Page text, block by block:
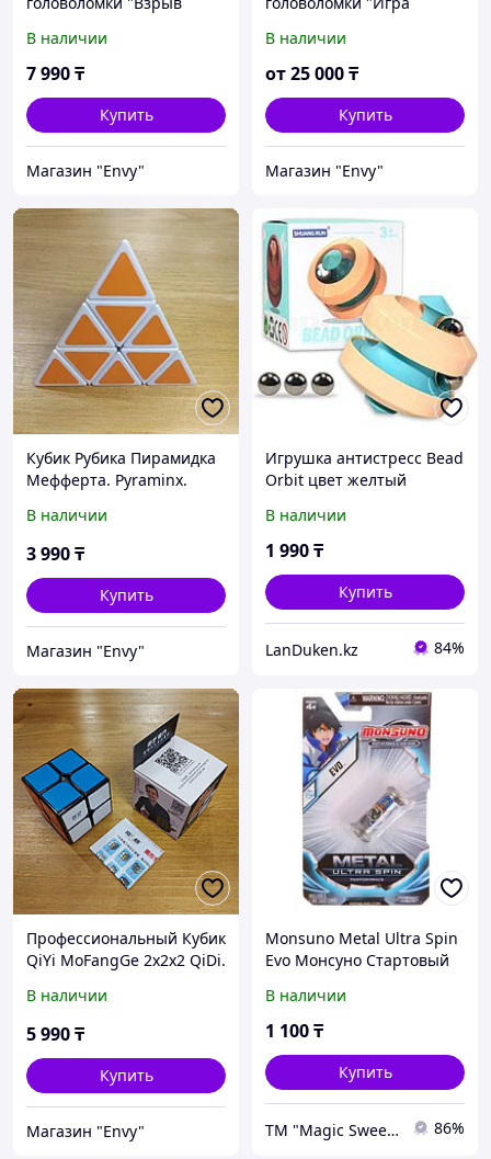
Различные модели. 8
штук в наборе. Желтый.
В наличии
7 990₸
Купить
Магазин "Envy"
проволоки. Железные. 25
штук в наборе. Полезный
В наличии
от25 000₸
Купить
Магазин "Envy"
Кубик Рубика Пирамидка
Мефферта. Pyraminx.
Pyramid Cube
В наличии
3 990₸
Купить
Магазин "Envy"
Игрушка антистресс Bead
Orbit цвет желтый
В наличии
1 990₸
Купить
LanDuken.kz 84%
Профессиональный Кубик
QiYi MoFangGe 2x2x2 QiDi.
рубика. Подарок.
В наличии
5 990₸
Купить
Магазин "Envy"
Monsuno Metal Ultra Spin
Evo Монсуно Стартовый
В наличии
1 100₸
Купить
ТМ "Magic Sweets&Toys&Games" 86%